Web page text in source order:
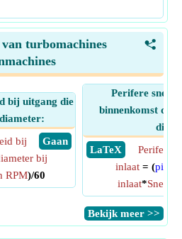
<
turbomachines
bij uitgang die
​ Gaan
bij
bij
RPM)/60
Perifere
binnenkomst die
​ LaTeX
Perifere
inlaat= (pi
inlaat*
​Bekijk meer >>